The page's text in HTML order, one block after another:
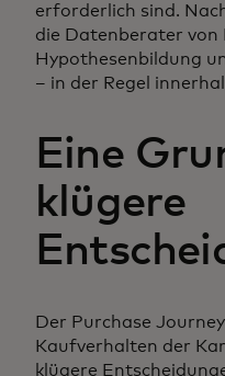
erforderlich sind.
die Datenberater von
Hypothesenbildung
– in der Regel
Eine
klügere
Der Purchase
Kaufverhalten der
klügere